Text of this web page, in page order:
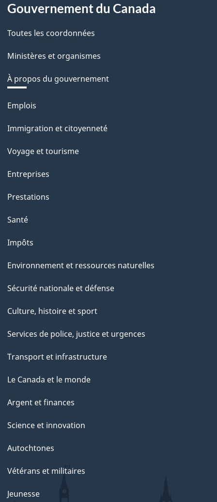
Gouvernement du Canada
Toutes les coordonnées
Ministères et organismes
À propos du gouvernement
Thèmes
sujets
Emplois
Immigration et citoyenneté
Voyage et tourisme
Entreprises
Prestations
Santé
Impôts
Environnement et ressources naturelles
Sécurité nationale et défense
Culture, histoire et sport
Services de police, justice et urgences
Transport et infrastructure
Le Canada et le monde
Argent et finances
Science et innovation
Autochtones
Vétérans et militaires
Jeunesse